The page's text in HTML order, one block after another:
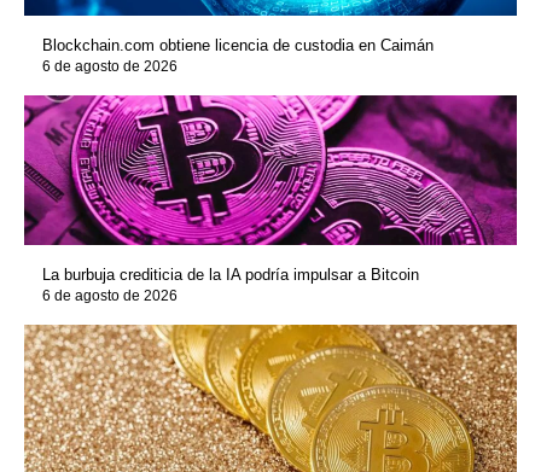
Blockchain.com obtiene licencia de custodia en Caimán
6 de agosto de 2026
La burbuja crediticia de la IA podría impulsar a Bitcoin
6 de agosto de 2026